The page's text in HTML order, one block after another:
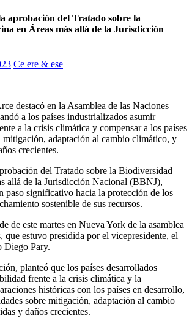
aprobación del Tratado sobre la
en Áreas más allá de la Jurisdicción
Ce ere & ese
destacó en la Asamblea de las Naciones
a los países industrializados asumir
a la crisis climática y compensar a los países
mitigación, adaptación al cambio climático, y
crecientes.
del Tratado sobre la Biodiversidad
allá de la Jurisdicción Nacional (BBNJ),
paso significativo hacia la protección de los
sostenible de sus recursos.
de este martes en Nueva York de la asamblea
que estuvo presidida por el vicepresidente, el
Diego Pary.
planteó que los países desarrollados
frente a la crisis climática y la
históricas con los países en desarrollo,
sobre mitigación, adaptación al cambio
y daños crecientes.